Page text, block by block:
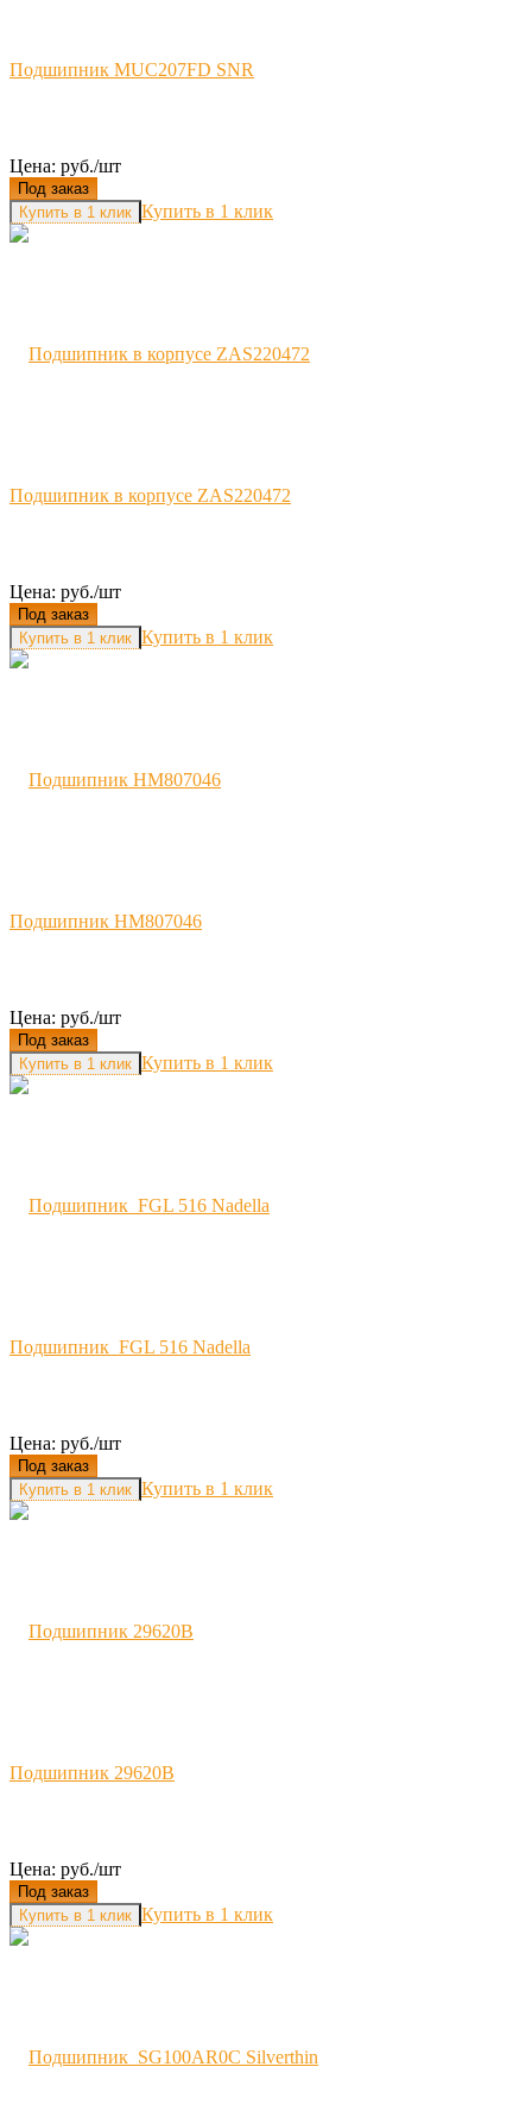
Подшипник MUC207FD SNR
Цена: руб./шт
Под заказ
Купить в 1 клик
Подшипник в корпусе ZAS220472
Цена: руб./шт
Под заказ
Купить в 1 клик
Подшипник HM807046
Цена: руб./шт
Под заказ
Купить в 1 клик
Подшипник FGL 516 Nadella
Цена: руб./шт
Под заказ
Купить в 1 клик
Подшипник 29620B
Цена: руб./шт
Под заказ
Купить в 1 клик